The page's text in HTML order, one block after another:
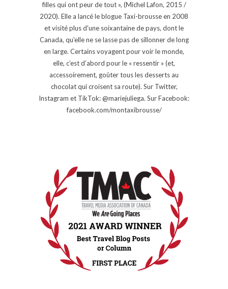
filles qui ont peur de tout », (Michel Lafon, 2015 /
2020). Elle a lancé le blogue Taxi-brousse en 2008
et visité plus d'une soixantaine de pays, dont le
Canada, qu'elle ne se lasse pas de sillonner de long
en large. Certains voyagent pour voir le monde,
elle, c’est d’abord pour le « ressentir » (et,
accessoirement, goûter tous les desserts au
chocolat qui croisent sa route). Sur Twitter,
Instagram et TikTok: @mariejuliega. Sur Facebook:
facebook.com/montaxibrousse/